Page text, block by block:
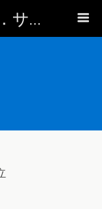
株式会社 Ｅ．Ｃ．Ｔ．サービス